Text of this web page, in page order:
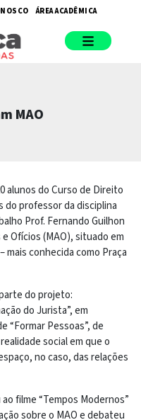
ÁREA ACADÊMICA
MAO
alunos do Curso de Direito
do professor da disciplina
Prof. Fernando Guilhon
Ofícios (MAO), situado em
mais conhecida como Praça
do projeto:
do Jurista”, em
“Formar Pessoas”, de
social em que o
no caso, das relações
filme “Tempos Modernos”
sobre o MAO e debateu